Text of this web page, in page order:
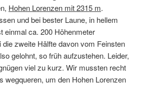
Hohen Lorenzen mit 2315 m.
und bei bester Laune, in hellem
einmal ca. 200 Höhenmeter
die zweite Hälfte davon vom Feinsten
gelohnt, so früh aufzustehen. Leider,
viel zu kurz. Wir mussten recht
wegqueren, um den Hohen Lorenzen